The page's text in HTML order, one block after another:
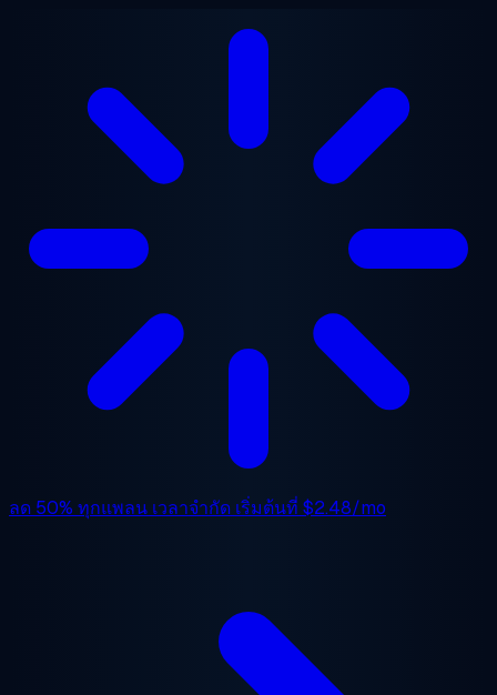
ลด 50% ทุกแพลน เวลาจำกัด เริ่มต้นที่ $2.48/mo